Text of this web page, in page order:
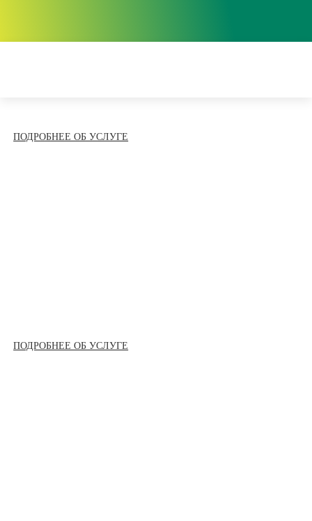
ПОДРОБНЕЕ ОБ УСЛУГЕ
ПОДРОБНЕЕ ОБ УСЛУГЕ